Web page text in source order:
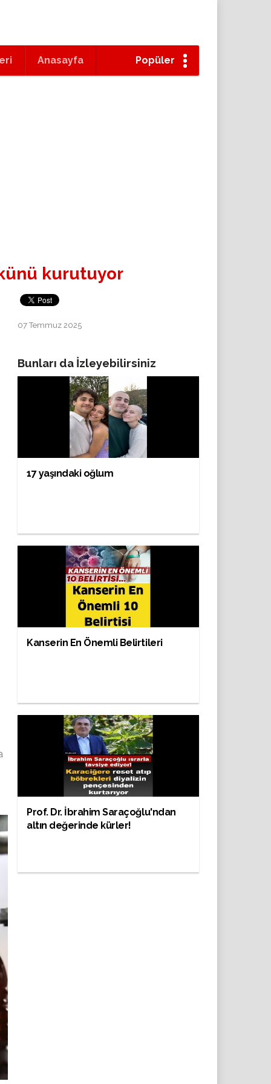
Anasayfa Popüler
kurutuyor
07 Temmuz 2025
Bunları da İzleyebilirsiniz
17 yaşındaki oğlum
Kanserin En Önemli Belirtileri
Prof. Dr. İbrahim Saraçoğlu'ndan
altın değerinde kürler!